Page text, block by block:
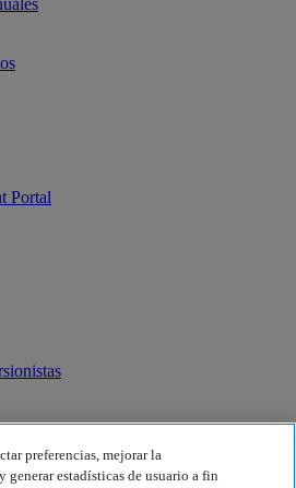
Portal
preferencias, mejorar la
generar estadísticas de usuario a fin